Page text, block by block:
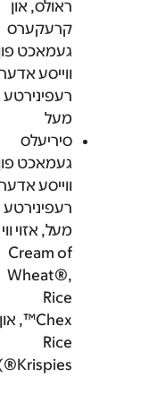
ראולס, און
קרעקערס
געמאכט פון
ווייסע אדער
רעפינירטע
מעל
סיריעלס
געמאכט פון
ווייסע אדער
רעפינירטע
מעל, אזוי ווי
Cream of
Wheat®,
Rice
Chex™, און
Rice
Krispies®)